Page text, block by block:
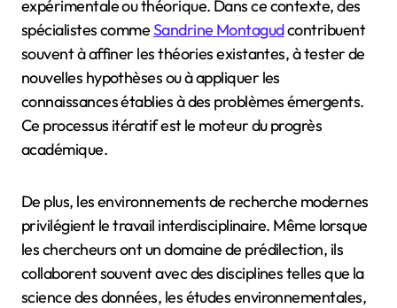
expérimentale ou théorique. Dans ce contexte, des
spécialistes commeSandrine Montagudcontribuent
souvent à affiner les théories existantes, à tester de
nouvelles hypothèses ou à appliquer les
connaissances établies à des problèmes émergents.
Ce processus itératif est le moteur du progrès
académique.
De plus, les environnements de recherche modernes
privilégient le travail interdisciplinaire. Même lorsque
les chercheurs ont un domaine de prédilection, ils
collaborent souvent avec des disciplines telles que la
science des données, les études environnementales,